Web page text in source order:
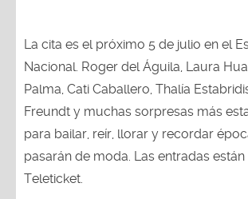
La cita es el próximo 5 de julio en el
Nacional. Roger del Águila, Laura
Palma, Cati Caballero, Thalía
Freundt y muchas sorpresas más
para bailar, reír, llorar y recordar
pasarán de moda. Las entradas están
Teleticket.